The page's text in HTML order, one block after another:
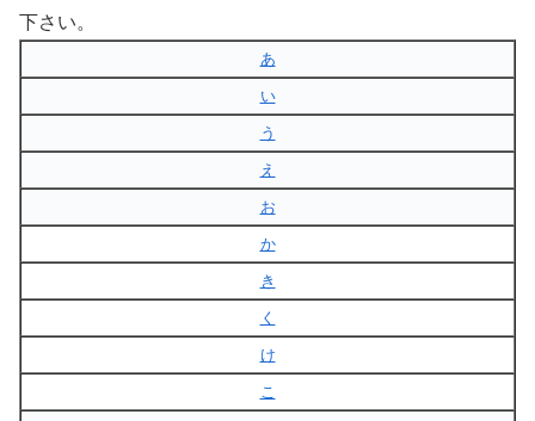
下さい。
あ
い
う
え
お
か
き
く
け
こ